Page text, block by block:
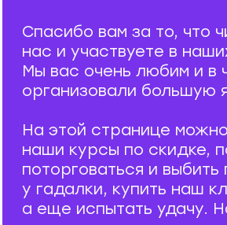
поторговаться и выбить промокод
у гадалки, купить наш клевый мерч,
а еще испытать удачу. Налетай!